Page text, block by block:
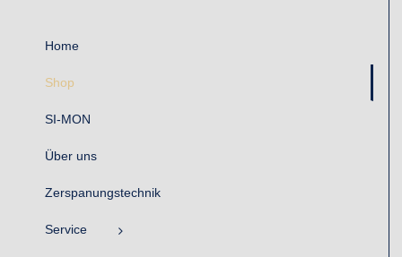
Home
Shop
SI-MON
Über uns
Zerspanungstechnik
Service